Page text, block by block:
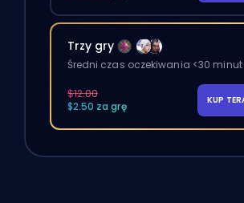
Trzy gry
Średni czas oczekiwania <30 minut
$12.00
$2.50 za grę
KUP